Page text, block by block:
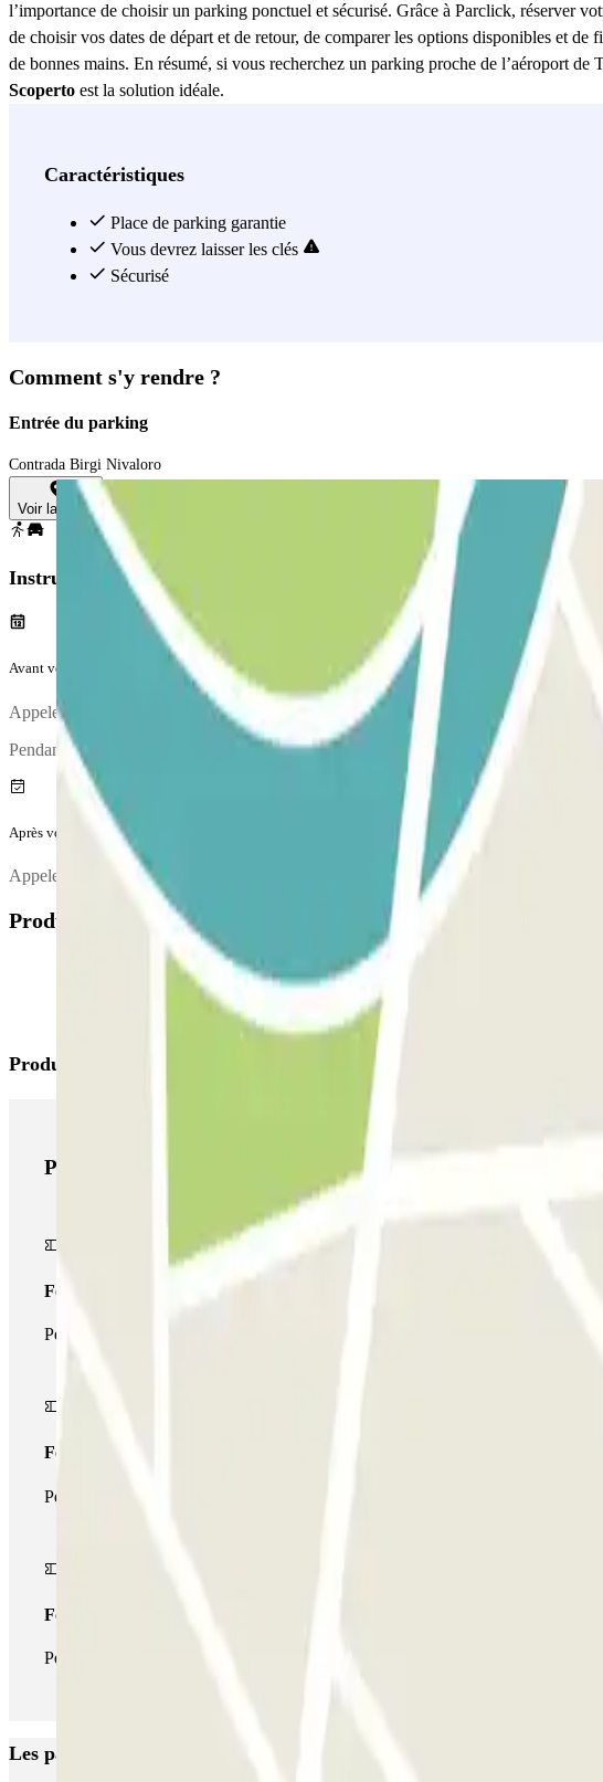
l’importance de choisir un parking ponctuel et sécurisé. Grâce à Parclick, réserver
de choisir vos dates de départ et de retour, de comparer les options disponibles et
de bonnes mains. En résumé, si vous recherchez un parking proche de l’aéroport
Scoperto est la solution idéale.
Caractéristiques
Place de parking garantie
Vous devrez laisser les clés
Sécurisé
Comment s'y rendre ?
Entrée du parking
Contrada Birgi Nivaloro
Voir la carte
Instructions
Avant votre voyage
Appelez le parking environ 60 minutes avant d'arriver à l'aéroport. Le numéro de
Pendant l'appel, une personne vous confirmera le point de rencontre.
Après votre voyage
Appelez le parking pour demander la prise en charge de votre véhicule. Le numéro
Produits disponibles
Produits Parclick
Produits Parclick
Forfait Simple
Pendant votre séjour, vous ne pourrez entrer et sortir du parking qu'une seule fois
Forfait de stationnement multiple
Pendant votre séjour, vous pouvez utiliser l'ensemble du réseau de parkings de
Forfait illimité
Pendant votre séjour, vous pouvez entrer et sortir du parking aussi souvent que
Les parkings les mieux notés à Trapani